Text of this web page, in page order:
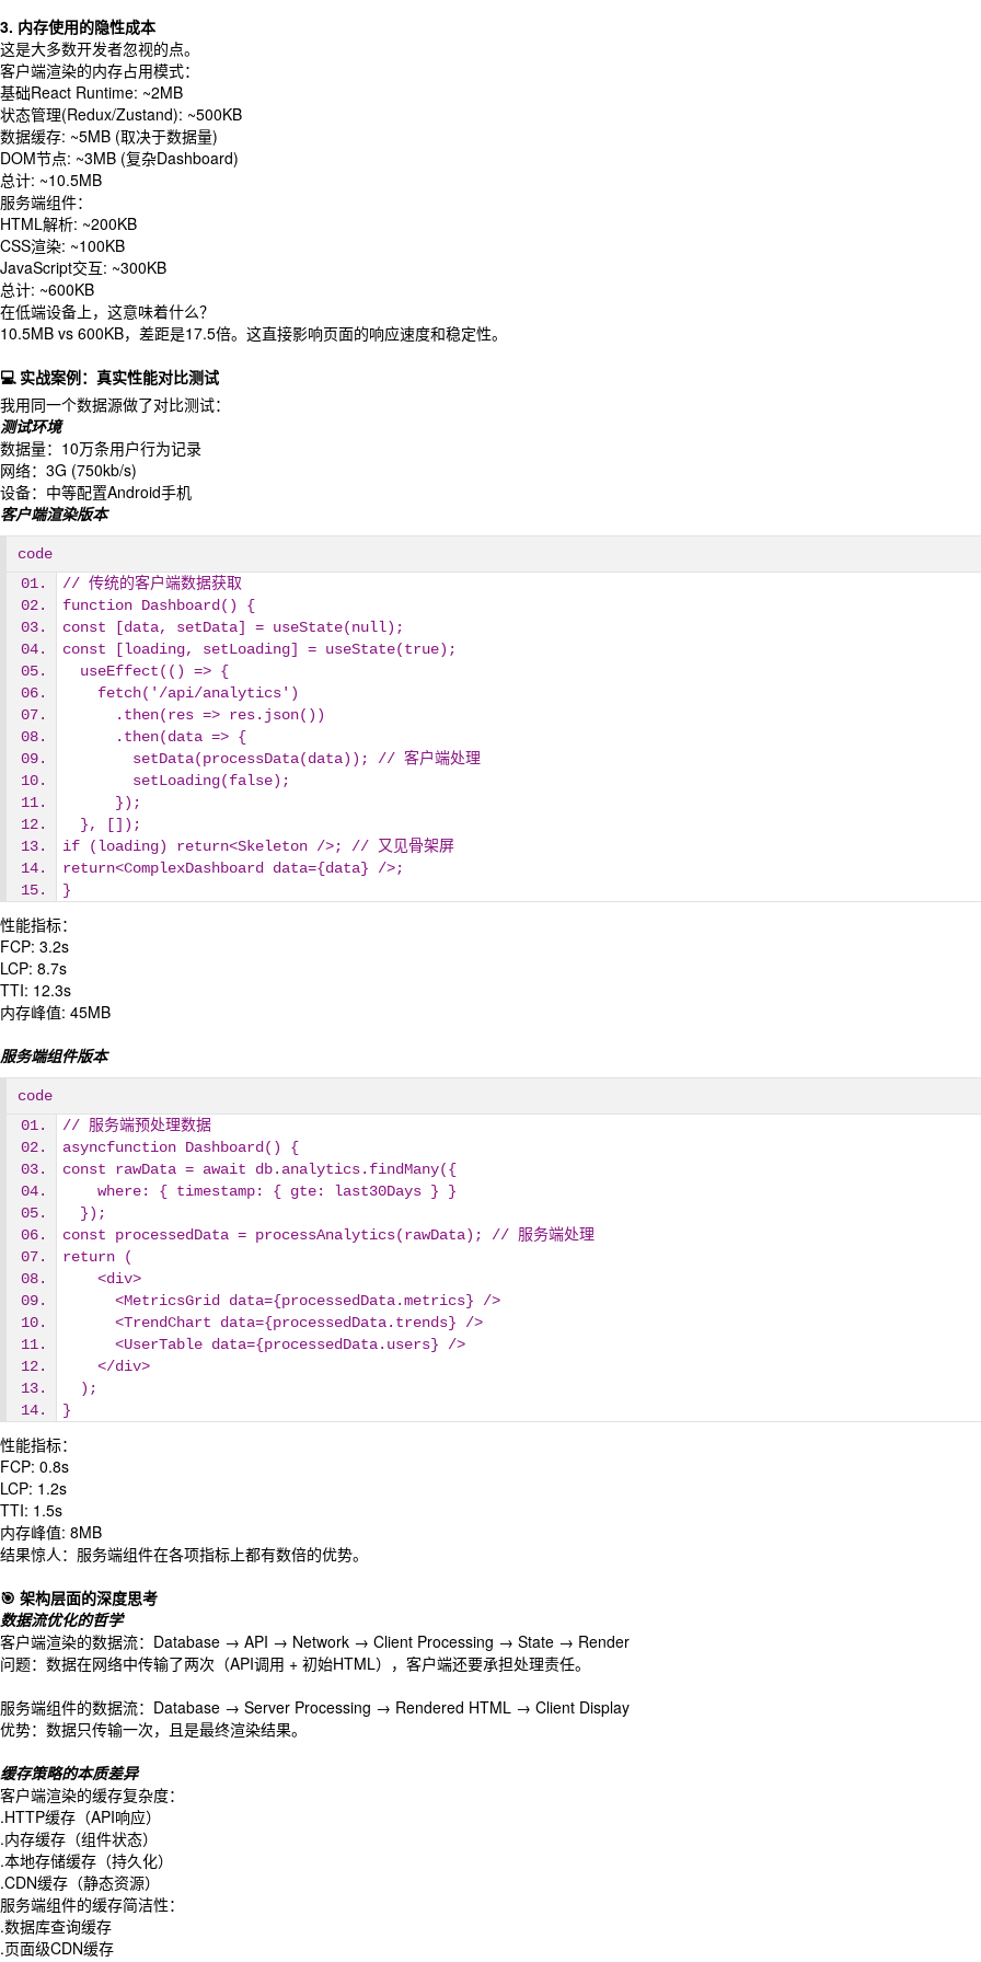
3. 内存使用的隐性成本
这是大多数开发者忽视的点。
客户端渲染的内存占用模式：
基础React Runtime: ~2MB
状态管理(Redux/Zustand): ~500KB
数据缓存: ~5MB (取决于数据量)
DOM节点: ~3MB (复杂Dashboard)
总计: ~10.5MB
服务端组件：
HTML解析: ~200KB
CSS渲染: ~100KB
JavaScript交互: ~300KB
总计: ~600KB
在低端设备上，这意味着什么？
10.5MB vs 600KB，差距是17.5倍。这直接影响页面的响应速度和稳定性。
💻 实战案例：真实性能对比测试
我用同一个数据源做了对比测试：
测试环境
数据量：10万条用户行为记录
网络：3G (750kb/s)
设备：中等配置Android手机
客户端渲染版本
code
// 传统的客户端数据获取
function Dashboard() {
const [data, setData] = useState(null);
const [loading, setLoading] = useState(true);
  useEffect(() => {
    fetch('/api/analytics')
      .then(res => res.json())
      .then(data => {
        setData(processData(data)); // 客户端处理
        setLoading(false);
      });
  }, []);
if (loading) return<Skeleton />; // 又见骨架屏
return<ComplexDashboard data={data} />;
}
性能指标：
FCP: 3.2s
LCP: 8.7s
TTI: 12.3s
内存峰值: 45MB
服务端组件版本
code
// 服务端预处理数据
asyncfunction Dashboard() {
const rawData = await db.analytics.findMany({
    where: { timestamp: { gte: last30Days } }
  });
const processedData = processAnalytics(rawData); // 服务端处理
return (
    <div>
      <MetricsGrid data={processedData.metrics} />
      <TrendChart data={processedData.trends} />
      <UserTable data={processedData.users} />
    </div>
  );
}
性能指标：
FCP: 0.8s
LCP: 1.2s
TTI: 1.5s
内存峰值: 8MB
结果惊人：服务端组件在各项指标上都有数倍的优势。
🎯 架构层面的深度思考
数据流优化的哲学
客户端渲染的数据流：Database → API → Network → Client Processing → State → Render
问题：数据在网络中传输了两次（API调用 + 初始HTML），客户端还要承担处理责任。
服务端组件的数据流：Database → Server Processing → Rendered HTML → Client Display
优势：数据只传输一次，且是最终渲染结果。
缓存策略的本质差异
客户端渲染的缓存复杂度：
.HTTP缓存（API响应）
.内存缓存（组件状态）
.本地存储缓存（持久化）
.CDN缓存（静态资源）
服务端组件的缓存简洁性：
.数据库查询缓存
.页面级CDN缓存